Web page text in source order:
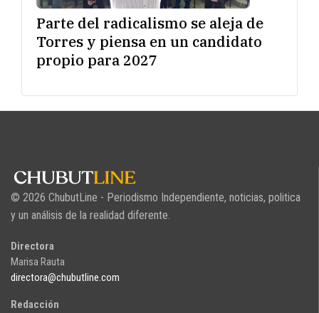
Parte del radicalismo se aleja de
Torres y piensa en un candidato
propio para 2027
© 2026 ChubutLine - Periodismo Independiente, noticias, politica
y un análisis de la realidad diferente.
Directora
Marisa Rauta
directora@chubutline.com
Redacción